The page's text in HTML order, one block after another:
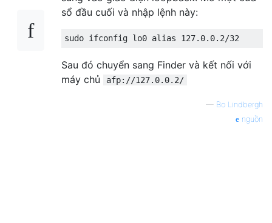
sổ đầu cuối và nhập lệnh này:
Sau đó chuyển sang Finder và kết nối với
máy chủ
afp://127.0.0.2/
— Bo Lindbergh
nguồn